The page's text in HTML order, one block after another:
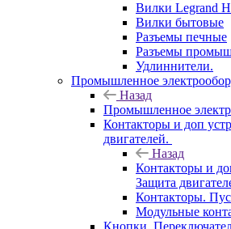
Вилки Legrand
Вилки бытовые
Разъемы печные
Разъемы
Удлиннители.
Промышленное
Назад
Промышленное
Контакторы и доп
двигателей.
Назад
Контакторы и
Защита
Контакторы.
Модульные
Кнопки.